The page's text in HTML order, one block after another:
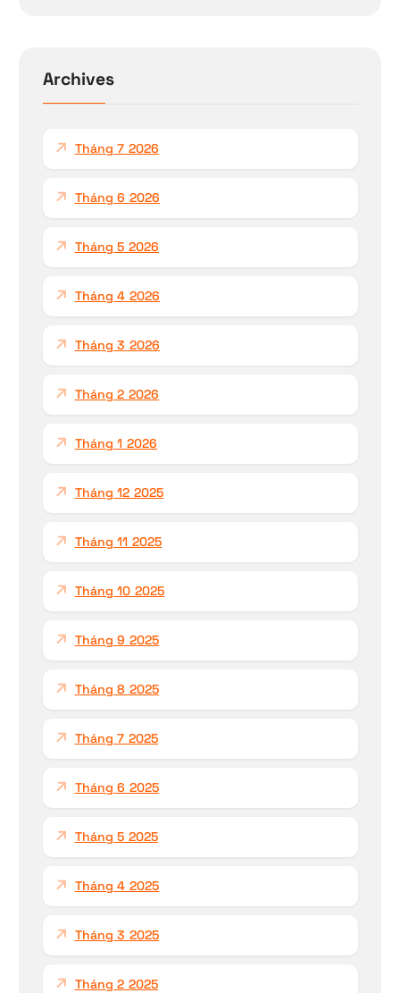
ế
m
Archives
Tháng 7 2026
Tháng 6 2026
Tháng 5 2026
Tháng 4 2026
Tháng 3 2026
Tháng 2 2026
Tháng 1 2026
Tháng 12 2025
Tháng 11 2025
Tháng 10 2025
Tháng 9 2025
Tháng 8 2025
Tháng 7 2025
Tháng 6 2025
Tháng 5 2025
Tháng 4 2025
Tháng 3 2025
Tháng 2 2025